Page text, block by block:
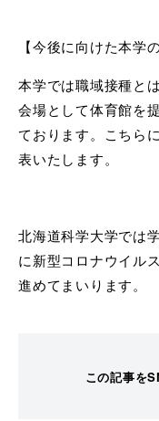
【今後に向けた本学
本学では職域接種と
会場として体育館を
ております。こちら
表いたします。
北海道科学大学では
に新型コロナウイル
進めてまいります。
この記事を